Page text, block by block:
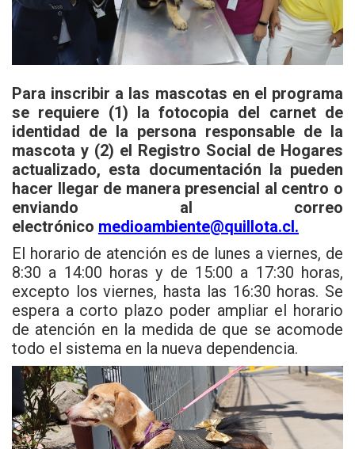
Para inscribir a las mascotas en el programa
se requiere (1) la fotocopia del carnet de
identidad de la persona responsable de la
mascota y (2) el Registro Social de Hogares
actualizado, esta documentación la pueden
hacer llegar de manera presencial al centro o
enviando al correo
electrónico medioambiente@quillota.cl.
El horario de atención es de lunes a viernes, de
8:30 a 14:00 horas y de 15:00 a 17:30 horas,
excepto los viernes, hasta las 16:30 horas. Se
espera a corto plazo poder ampliar el horario
de atención en la medida de que se acomode
todo el sistema en la nueva dependencia.